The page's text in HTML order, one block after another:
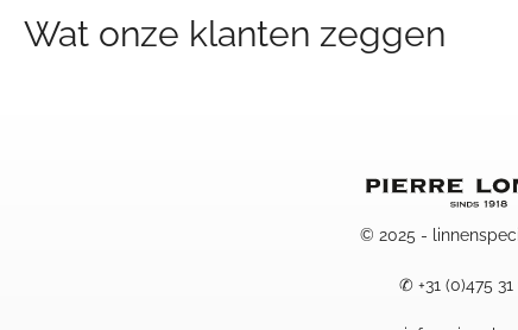
Wat onze klanten zeggen
© 2025 -
✆ +31 (0)475